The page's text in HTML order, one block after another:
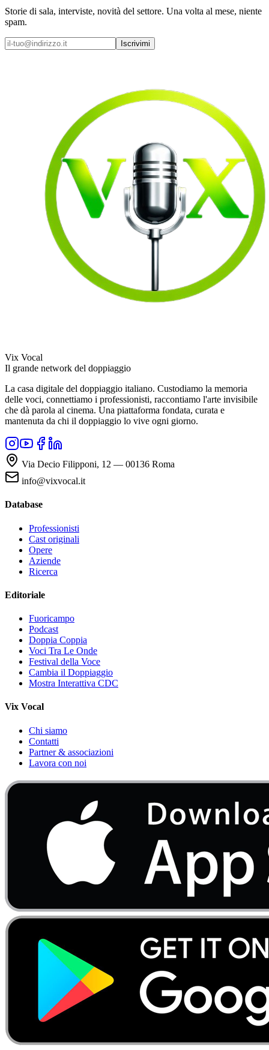
Storie di sala, interviste, novità del settore. Una volta al mese, niente
spam.
Iscrivimi
Vix Vocal
Il grande network del doppiaggio
La casa digitale del doppiaggio italiano. Custodiamo la memoria
delle voci, connettiamo i professionisti, raccontiamo l'arte invisibile
che dà parola al cinema. Una piattaforma fondata, curata e
mantenuta da chi il doppiaggio lo vive ogni giorno.
Via Decio Filipponi, 12 — 00136 Roma
info@vixvocal.it
Database
Professionisti
Cast originali
Opere
Aziende
Ricerca
Editoriale
Fuoricampo
Podcast
Doppia Coppia
Voci Tra Le Onde
Festival della Voce
Cambia il Doppiaggio
Mostra Interattiva CDC
Vix Vocal
Chi siamo
Contatti
Partner & associazioni
Lavora con noi